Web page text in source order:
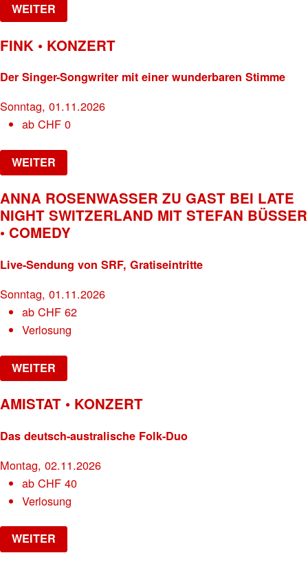
WEITER
FINK • KONZERT
Der Singer-Songwriter mit einer wunderbaren Stimme
Sonntag, 01.11.2026
abCHF 0
WEITER
ANNA ROSENWASSER ZU GAST BEI LATE
NIGHT SWITZERLAND MIT STEFAN BÜSSER
• COMEDY
Live-Sendung von SRF, Gratiseintritte
Sonntag, 01.11.2026
abCHF 62
Verlosung
WEITER
AMISTAT • KONZERT
Das deutsch-australische Folk-Duo
Montag, 02.11.2026
abCHF 40
Verlosung
WEITER